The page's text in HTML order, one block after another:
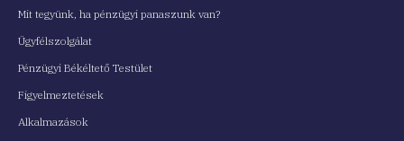
Mit tegyünk, ha pénzügyi panaszunk van?
Ügyfélszolgálat
Pénzügyi Békéltető Testület
Figyelmeztetések
Alkalmazások